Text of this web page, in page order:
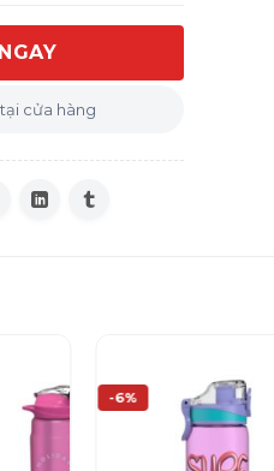
số lượng
cửa hàng
-6%